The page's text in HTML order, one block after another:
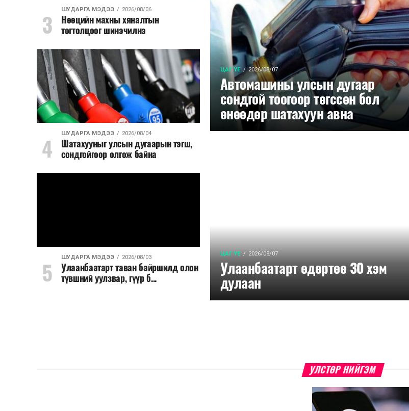
ЦАГ ҮЕ 2026/08/07
Автомашины улсын дугаар
сондгой тоогоор төгссөн бол
өнөөдөр шатахуун авна
ЦАГ ҮЕ 2026/08/07
Улаанбаатарт өдөртөө 30 хэм
дулаан
ШУДАРГА МЭДЭЭ 2026/08/06
Нөөцийн махны хяналтын
тогтолцоог шинэчилнэ
ШУДАРГА МЭДЭЭ 2026/08/04
Шатахууныг улсын дугаарын тэгш,
сондгойгоор олгож байна
ШУДАРГА МЭДЭЭ 2026/08/03
Улаанбаатарт таван байршилд олон
түвшний уулзвар, гүүр б...
УЛСТӨР НИЙГЭМ